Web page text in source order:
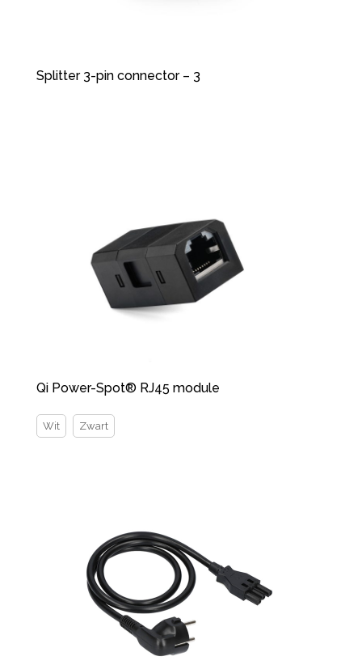
Splitter 3-pin connector – 3
Qi Power-Spot® RJ45 module
Wit Zwart